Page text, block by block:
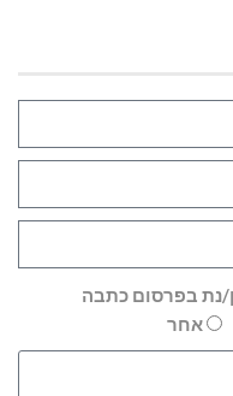
נת בפרסום כתבה
אחר